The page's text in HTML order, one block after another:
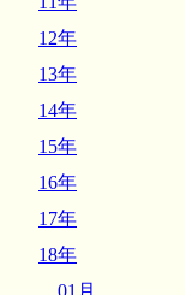
12年
13年
14年
15年
16年
17年
18年
01月